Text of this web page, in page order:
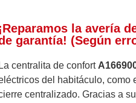
¡Reparamos la avería
garantía! (Según
La centralita de confort
del habitáculo, como
centralizado. Gracias a